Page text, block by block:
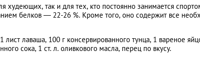
худеющих, так и для тех, кто постоянно занимается
белков — 22-26 %. Кроме того, оно содержит все
лист лаваша, 100 г консервированного тунца, 1 вареное
сока, 1 ст. л. оливкового масла, перец по вкусу.